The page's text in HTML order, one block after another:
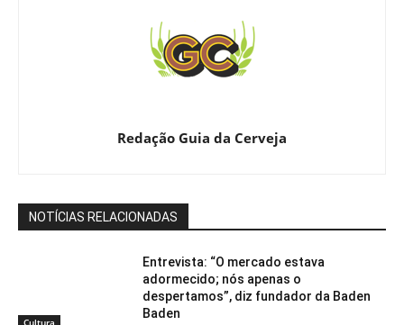
Redação Guia da Cerveja
NOTÍCIAS RELACIONADAS
Cultura
Entrevista: “O mercado estava
adormecido; nós apenas o
despertamos”, diz fundador da Baden
Baden